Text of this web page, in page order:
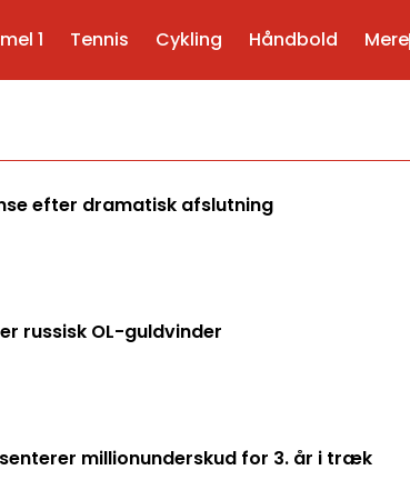
1 Tennis Cykling Håndbold Mere
efter dramatisk afslutning
russisk OL-guldvinder
millionunderskud for 3. år i træk